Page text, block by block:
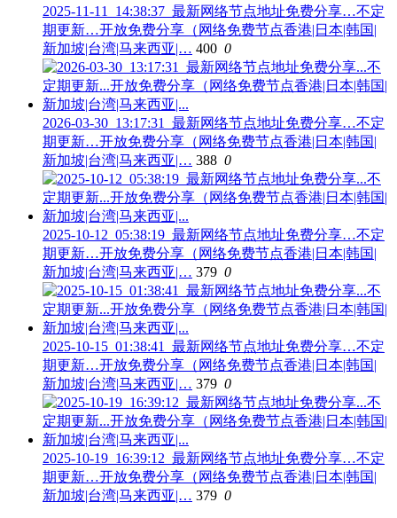
2025-11-11_14:38:37_最新网络节点地址免费分享…不定
期更新…开放免费分享（网络免费节点香港|日本|韩国|
新加坡|台湾|马来西亚|… 400 0
2026-03-30_13:17:31_最新网络节点地址免费分享…不定
期更新…开放免费分享（网络免费节点香港|日本|韩国|
新加坡|台湾|马来西亚|… 388 0
2025-10-12_05:38:19_最新网络节点地址免费分享…不定
期更新…开放免费分享（网络免费节点香港|日本|韩国|
新加坡|台湾|马来西亚|… 379 0
2025-10-15_01:38:41_最新网络节点地址免费分享…不定
期更新…开放免费分享（网络免费节点香港|日本|韩国|
新加坡|台湾|马来西亚|… 379 0
2025-10-19_16:39:12_最新网络节点地址免费分享…不定
期更新…开放免费分享（网络免费节点香港|日本|韩国|
新加坡|台湾|马来西亚|… 379 0